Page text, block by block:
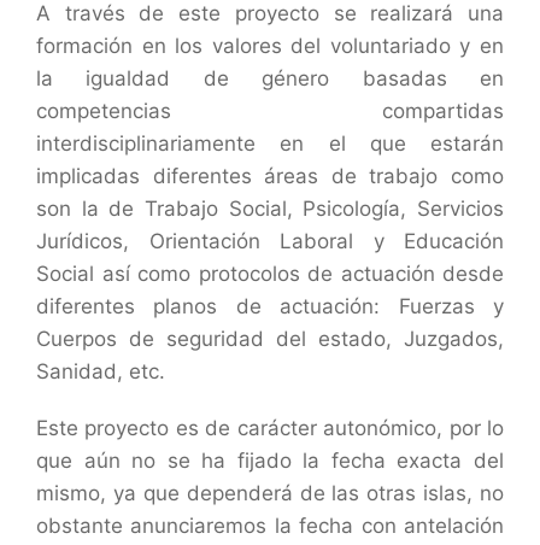
A través de este proyecto se realizará una
formación en los valores del voluntariado y en
la igualdad de género basadas en
competencias compartidas
interdisciplinariamente en el que estarán
implicadas diferentes áreas de trabajo como
son la de Trabajo Social, Psicología, Servicios
Jurídicos, Orientación Laboral y Educación
Social así como protocolos de actuación desde
diferentes planos de actuación: Fuerzas y
Cuerpos de seguridad del estado, Juzgados,
Sanidad, etc.
Este proyecto es de carácter autonómico, por lo
que aún no se ha fijado la fecha exacta del
mismo, ya que dependerá de las otras islas, no
obstante anunciaremos la fecha con antelación